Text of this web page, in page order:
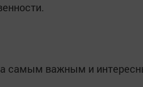
самым важным и